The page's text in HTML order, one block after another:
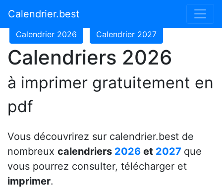
Calendrier.best
Calendrier 2024
Calendrier 2026 Calendrier 2027
Calendriers 2026
à imprimer gratuitement en
pdf
Vous découvrirez sur calendrier.best de
nombreux calendriers 2026 et 2027 que
vous pourrez consulter, télécharger et
imprimer.